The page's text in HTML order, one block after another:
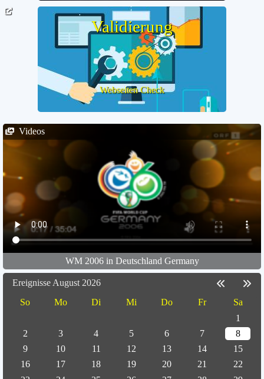
Validierung
Webseiten Check
Videos
WM 2006 in Deutschland Germany
Ereignisse August 2026
So
Mo Di Mi Do Fr
Sa
1
2
3 4 5 6 7
8
9
10 11 12 13 14
15
16
17 18 19 20 21
22